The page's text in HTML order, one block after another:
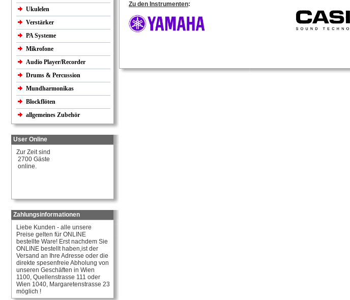
Ukulelen
Verstärker
PA Systeme
Mikrofone
Audio Player/Recorder
Drums & Percussion
Mundharmonikas
Blockflöten
allgemeines Zubehör
User Online
Zur Zeit sind
2700 Gäste
online.
Zahlungsinformationen
Liebe Kunden - alle unsere
Preise gelten für ONLINE
bestellte Ware! Erst nachdem Sie
ONLINE bestellt haben,ist der
Versand an Ihre Adresse oder die
direkte spesenfreie Abholung von
unseren Geschäften in Wien
1100, Quellenstrasse 111 oder
Wien 1040, Margaretenstrasse 23
möglich !
Zu den Instrumenten: